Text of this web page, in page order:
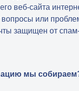
веб-сайта
вопросы или
защищен от
мы